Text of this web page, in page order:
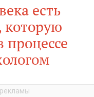
есть
которую